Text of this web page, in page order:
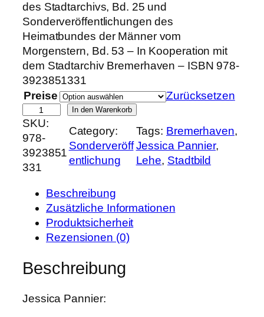
des Stadtarchivs, Bd. 25 und
Sonderveröffentlichungen des
Heimatbundes der Männer vom
Morgenstern, Bd. 53 – In Kooperation mit
dem Stadtarchiv Bremerhaven – ISBN 978-
3923851331
Preise
Zurücksetzen
a
r
k
t
t
h
In den Warenkorb
SKU:
978-
3923851
331
Category:
Sonderveröff
entlichung
Tags: Bremerhaven
Jessica Pannier
Lehe, Stadtbild
Beschreibung
Zusätzliche Informationen
Produktsicherheit
Rezensionen (0)
Beschreibung
Jessica Pannier: